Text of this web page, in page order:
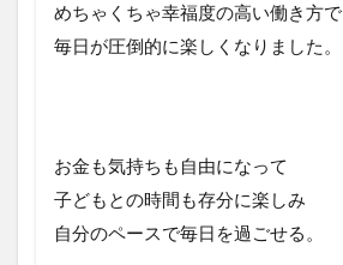
めちゃくちゃ幸福度の高い働き方で
毎日が圧倒的に楽しくなりました。
お金も気持ちも自由になって
子どもとの時間も存分に楽しみ
自分のペースで毎日を過ごせる。